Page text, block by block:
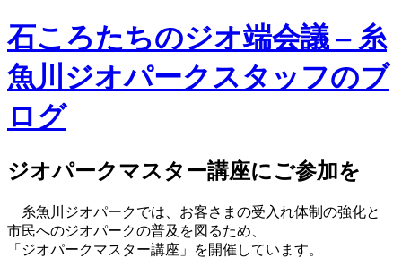
石ころたちのジオ端会議 – 糸
魚川ジオパークスタッフのブ
ログ
ジオパークマスター講座にご参加を
糸魚川ジオパークでは、お客さまの受入れ体制の強化と
市民へのジオパークの普及を図るため、
「ジオパークマスター講座」を開催しています。